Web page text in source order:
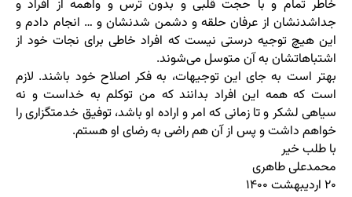
خاطر تمام و با حجت قلبی و بدون ترس و واهمه از افراد و
جداشدنشان از عرفان حلقه و دشمن شدنشان و … انجام دادم و
این هیچ توجیه درستی نیست که افراد خاطی برای نجات خود از
اشتباهاتشان به آن متوسل می‌شوند.
بهتر است به جای این توجیهات، به فکر اصلاح خود باشند. لازم
است که همه این افراد بدانند که من توکلم به خداست و نه
سیاهی لشکر و تا زمانی که امر و اراده او باشد، توفیق خدمتگزاری را
خواهم داشت و پس از آن هم راضی به رضای او هستم.
با طلب خیر
محمدعلی طاهری
۲۰ اردیبهشت ۱۴۰۰